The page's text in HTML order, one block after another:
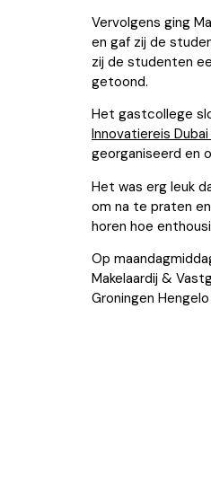
Vervolgens ging
en gaf zij de
zij de studenten
getoond.
Het gastcollege
Innovatiereis Dubai
georganiseerd en
Het was erg leuk
om na te praten
horen hoe
Op
Makelaardij &
Groningen